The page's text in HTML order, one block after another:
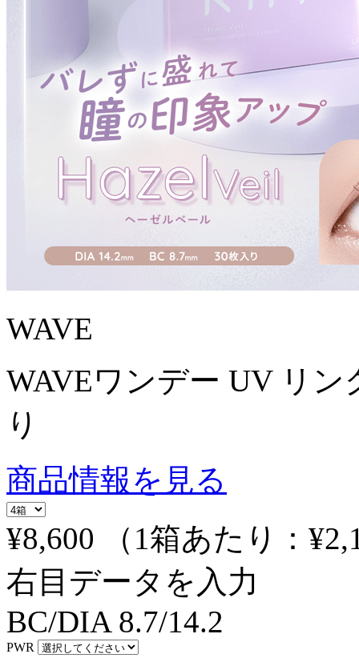
WAVE
WAVEワンデー UV リン
り
商品情報を見る
¥8,600
（1箱あたり：
右目データを入力
BC/DIA 8.7/14.2
PWR